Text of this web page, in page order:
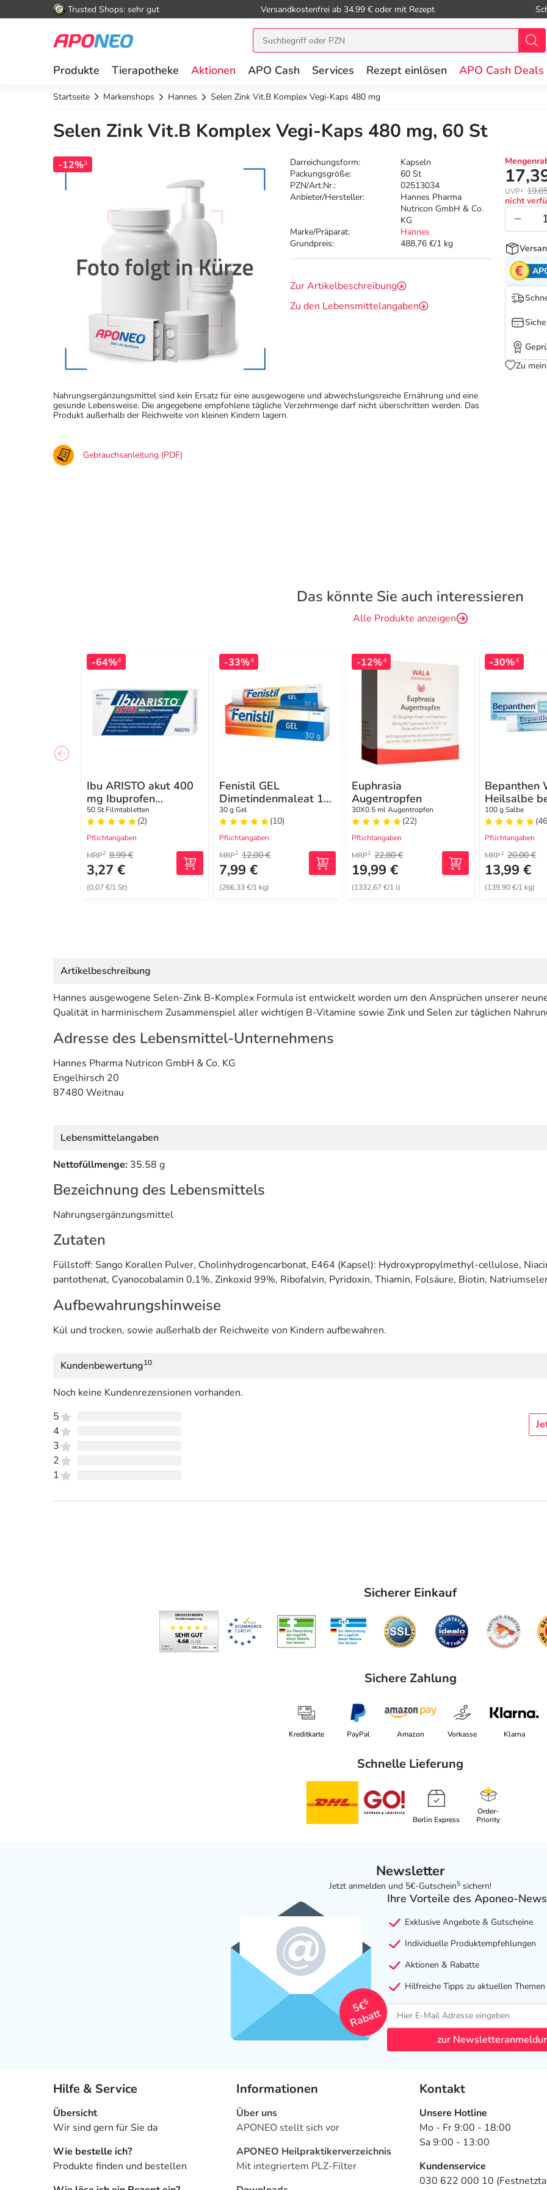
Trusted Shops: sehr gut Versandkostenfrei ab 34.99 € oder mit Rezept
Produkte Tierapotheke Aktionen APO Cash Services Rezept einlösen APO Cash Deals
Startseite Markenshops Hannes Selen Zink Vit.B Komplex Vegi-Kaps 480 mg
Selen Zink Vit.B Komplex Vegi-Kaps 480 mg, 60 St
-12%3 Darreichungsform:
Kapseln
Packungsgröße:
60 St
PZN/Art.Nr.:
02513034
Anbieter/Hersteller:
Hannes Pharma
Nutricon GmbH & Co.
KG
Marke/Präparat:
Hannes
Grundpreis:
488,76 €/1 kg
Zur Artikelbeschreibung
Zu den Lebensmittelangaben
UVP¹
nicht
Zu
Nahrungsergänzungsmittel sind kein Ersatz für eine ausgewogene und abwechslungsreiche Ernährung und eine
gesunde Lebensweise. Die angegebene empfohlene tägliche Verzehrmenge darf nicht überschritten werden. Das
Produkt außerhalb der Reichweite von kleinen Kindern lagern.
Gebrauchsanleitung (PDF)
Das könnte Sie auch interessieren
Alle Produkte anzeigen
-64%4
Ibu ARISTO akut 400
mg Ibuprofen
Filmtabletten
50 St Filmtabletten
(2)
Pflichtangaben
MRP2 8,99 €
3,27 €
(0,07 €/1 St)
-33%4
Fenistil GEL
Dimetindenmaleat 1
mg/g, zur Linderung
von Juckreiz
30 g Gel
(10)
Pflichtangaben
MRP2 12,00 €
7,99 €
(266,33 €/1 kg)
-12%4
Euphrasia
Augentropfen
30X0.5 ml Augentropfen
(22)
Pflichtangaben
MRP2 22,80 €
19,99 €
(1332,67 €/1 l)
-30%4
Bepanthen
Heilsalbe
100 g Salbe
Pflichtangaben
MRP2 20,00 €
13,99 €
(139,90 €/1 kg)
Artikelbeschreibung
Hannes ausgewogene Selen-Zink B-Komplex Formula ist entwickelt worden um den Ansprüchen unserer
Qualität in harminischem Zusammenspiel aller wichtigen B-Vitamine sowie Zink und Selen zur täglichen
Adresse des Lebensmittel-Unternehmens
Hannes Pharma Nutricon GmbH & Co. KG
Engelhirsch 20
87480 Weitnau
Lebensmittelangaben
Nettofüllmenge: 35.58 g
Bezeichnung des Lebensmittels
Nahrungsergänzungsmittel
Zutaten
Füllstoff: Sango Korallen Pulver, Cholinhydrogencarbonat, E464 (Kapsel): Hydroxypropylmethyl-cellulose,
pantothenat, Cyanocobalamin 0,1%, Zinkoxid 99%, Ribofalvin, Pyridoxin, Thiamin, Folsäure, Biotin,
Aufbewahrungshinweise
Kül und trocken, sowie außerhalb der Reichweite von Kindern aufbewahren.
Kundenbewertung10
Noch keine Kundenrezensionen vorhanden.
5
4
3
2
1
Sicherer Einkauf
Sichere Zahlung
Kreditkarte PayPal Amazon Vorkasse Klarna
Schnelle Lieferung
Berlin Express
Order-
Priority
Newsletter
Jetzt anmelden und 5€-Gutschein5 sichern!
5€
5
Rabatt
Ihre Vorteile des Aponeo-
Exklusive Angebote & Gutscheine
Individuelle Produktempfehlungen
Aktionen & Rabatte
Hilfreiche Tipps zu aktuellen Themen
zur
Hilfe & Service
Übersicht
Wir sind gern für Sie da
Wie bestelle ich?
Produkte finden und bestellen
Informationen
Über uns
APONEO stellt sich vor
APONEO Heilpraktikerverzeichnis
Mit integriertem PLZ-Filter
Kontakt
Unsere Hotline
Mo - Fr 9:00 - 18:00
Sa 9:00 - 13:00
Kundenservice
030 622 000 10